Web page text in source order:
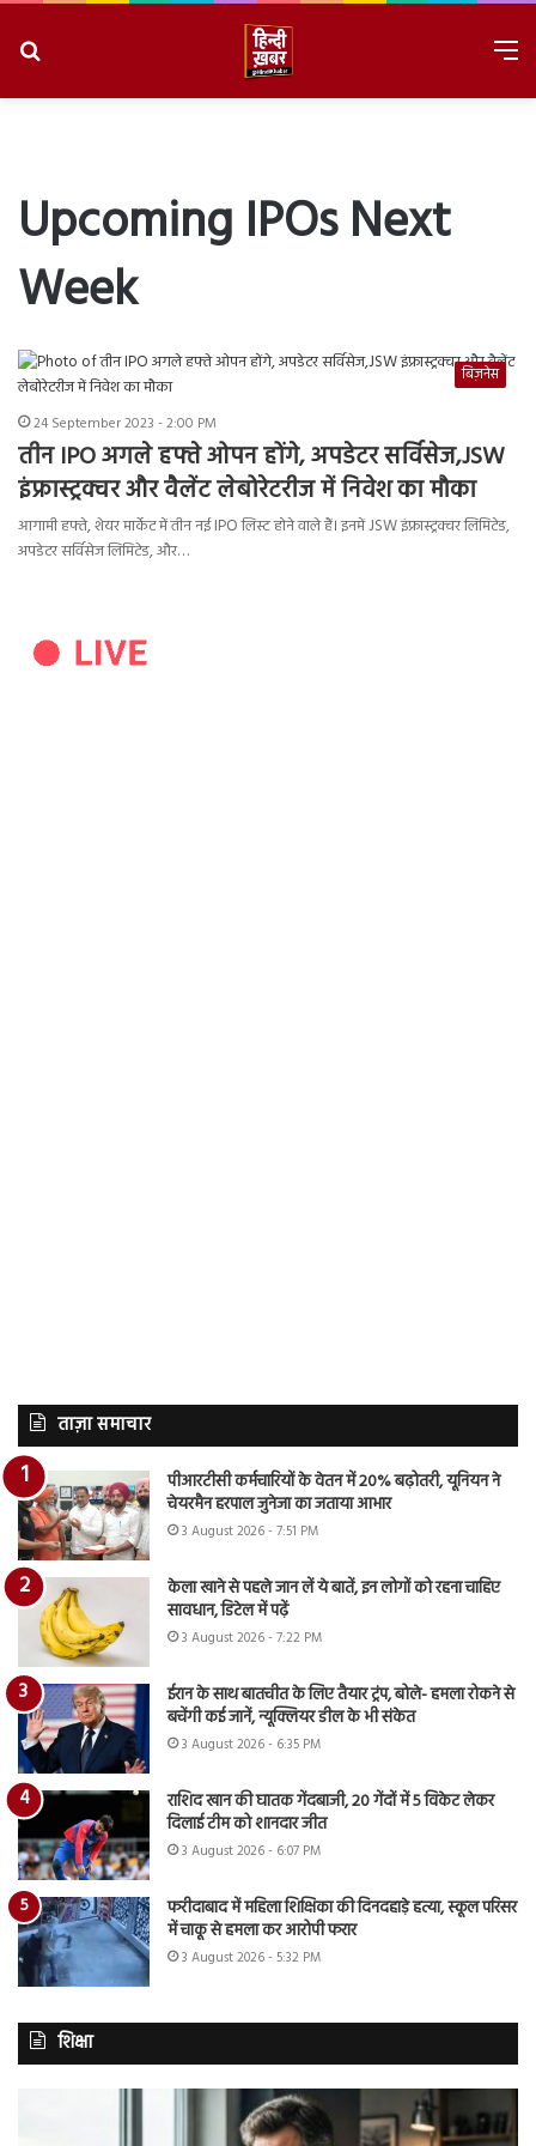
Upcoming IPOs Next
Week
बिज़नेस
24 September 2023 - 2:00 PM
तीन IPO अगले हफ्ते ओपन होंगे, अपडेटर सर्विसेज,JSW
इंफ्रास्ट्रक्चर और वैलेंट लेबोरेटरीज में निवेश का मौका
आगामी हफ्ते, शेयर मार्केट में तीन नई IPO लिस्ट होने वाले हैं। इनमें JSW इंफ्रास्ट्रक्चर लिमिटेड,
अपडेटर सर्विसेज लिमिटेड, और…
ताज़ा समाचार
पीआरटीसी कर्मचारियों के वेतन में 20% बढ़ोतरी, यूनियन ने
चेयरमैन हरपाल जुनेजा का जताया आभार
3 August 2026 - 7:51 PM
केला खाने से पहले जान लें ये बातें, इन लोगों को रहना चाहिए
सावधान, डिटेल में पढ़ें
3 August 2026 - 7:22 PM
ईरान के साथ बातचीत के लिए तैयार ट्रंप, बोले- हमला रोकने से
बचेंगी कई जानें, न्यूक्लियर डील के भी संकेत
3 August 2026 - 6:35 PM
राशिद खान की घातक गेंदबाजी, 20 गेंदों में 5 विकेट लेकर
दिलाई टीम को शानदार जीत
3 August 2026 - 6:07 PM
फरीदाबाद में महिला शिक्षिका की दिनदहाड़े हत्या, स्कूल परिसर
में चाकू से हमला कर आरोपी फरार
3 August 2026 - 5:32 PM
शिक्षा